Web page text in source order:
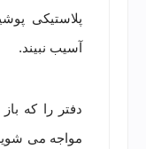
پلاستیکی
آسیب نبیند.
دفتر را که
مواجه می